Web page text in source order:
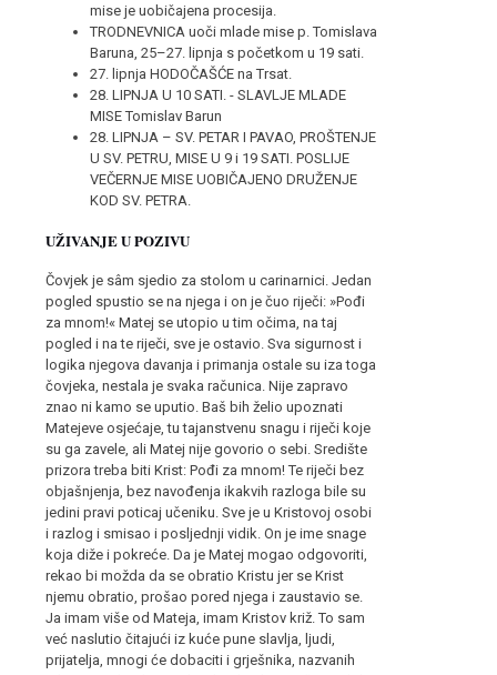
mise je uobičajena procesija.
TRODNEVNICA uoči mlade mise p. Tomislava
Baruna, 25–27. lipnja s početkom u 19 sati.
27. lipnja HODOČAŠĆE na Trsat.
28. LIPNJA U 10 SATI. - SLAVLJE MLADE
MISE Tomislav Barun
28. LIPNJA – SV. PETAR I PAVAO, PROŠTENJE
U SV. PETRU, MISE U 9 i 19 SATI. POSLIJE
VEČERNJE MISE UOBIČAJENO DRUŽENJE
KOD SV. PETRA.
UŽIVANJE U POZIVU
Čovjek je sâm sjedio za stolom u carinarnici. Jedan
pogled spustio se na njega i on je čuo riječi: »Pođi
za mnom!« Matej se utopio u tim očima, na taj
pogled i na te riječi, sve je ostavio. Sva sigurnost i
logika njegova davanja i primanja ostale su iza toga
čovjeka, nestala je svaka računica. Nije zapravo
znao ni kamo se uputio. Baš bih želio upoznati
Matejeve osjećaje, tu tajanstvenu snagu i riječi koje
su ga zavele, ali Matej nije govorio o sebi. Središte
prizora treba biti Krist: Pođi za mnom! Te riječi bez
objašnjenja, bez navođenja ikakvih razloga bile su
jedini pravi poticaj učeniku. Sve je u Kristovoj osobi
i razlog i smisao i posljednji vidik. On je ime snage
koja diže i pokreće. Da je Matej mogao odgovoriti,
rekao bi možda da se obratio Kristu jer se Krist
njemu obratio, prošao pored njega i zaustavio se.
Ja imam više od Mateja, imam Kristov križ. To sam
već naslutio čitajući iz kuće pune slavlja, ljudi,
prijatelja, mnogi će dobaciti i grješnika, nazvanih